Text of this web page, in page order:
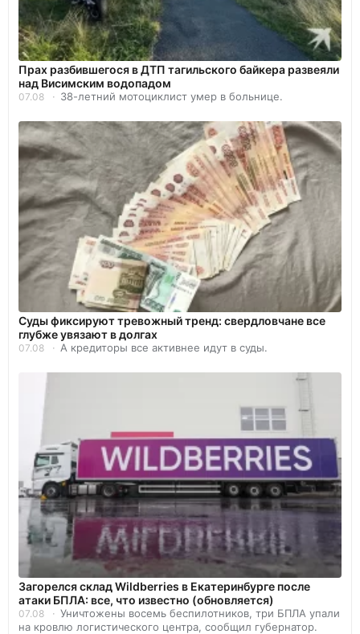
Прах разбившегося в ДТП тагильского байкера развеяли
над Висимским водопадом
07.08 38-летний мотоциклист умер в больнице.
Суды фиксируют тревожный тренд: свердловчане все
глубже увязают в долгах
07.08 А кредиторы все активнее идут в суды.
Загорелся склад Wildberries в Екатеринбурге после
атаки БПЛА: все, что известно (обновляется)
07.08
Уничтожены восемь беспилотников, три БПЛА упали
на кровлю логистического центра, сообщил губернатор.